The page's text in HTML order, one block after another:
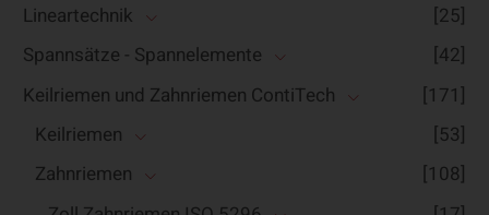
Lineartechnik
[25]
Spannsätze - Spannelemente
[42]
Keilriemen und Zahnriemen ContiTech
[171]
Keilriemen
[53]
Zahnriemen
[108]